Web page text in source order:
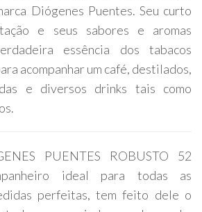
Diógenes Puentes. Seu curto
e seus sabores e aromas
essência dos tabacos
acompanhar um café, destilados,
e diversos drinks tais como
PUENTES ROBUSTO 52
ideal para todas as
perfeitas, tem feito dele o